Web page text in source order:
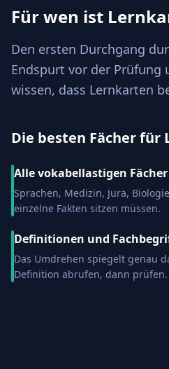
Für wen ist
Den ersten Durchgang
Endspurt vor der Prüfung
wissen, dass Lernkarten
Die besten Fächer für
Alle vokabellastigen Fächer
Sprachen, Medizin, Jura,
einzelne Fakten sitzen müssen.
Definitionen und
Das Umdrehen spiegelt genau
Definition abrufen, dann prüfen.